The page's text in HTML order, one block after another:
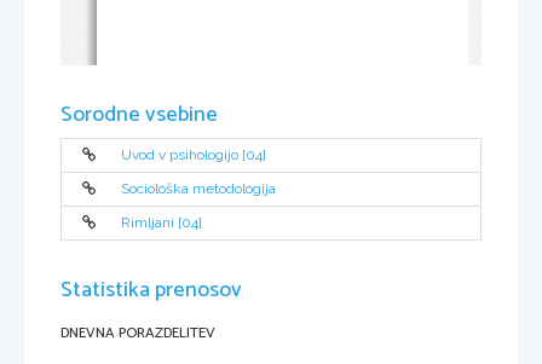
Sorodne vsebine
Uvod v psihologijo [04]
Sociološka metodologija
Rimljani [04]
Statistika prenosov
DNEVNA PORAZDELITEV